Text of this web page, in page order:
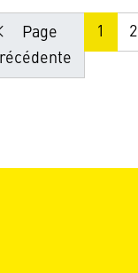
Page
1 2